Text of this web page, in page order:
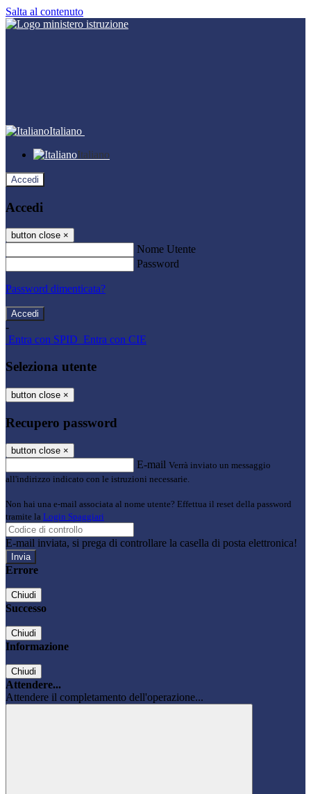
Salta al contenuto
Italiano
Italiano
Accedi
Accedi
button close ×
Nome Utente
Password
Password dimenticata?
-
Entra con SPID Entra con CIE
Seleziona utente
button close ×
Recupero password
button close ×
E-mail Verrà inviato un messaggio
all'indirizzo indicato con le istruzioni necessarie.
Non hai una e-mail associata al nome utente? Effettua il reset della password
tramite la Login Spaggiari
E-mail inviata, si prega di controllare la casella di posta elettronica!
Errore
Chiudi
Successo
Chiudi
Informazione
Chiudi
Attendere...
Attendere il completamento dell'operazione...